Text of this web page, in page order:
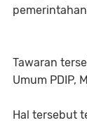
Tawaran
Umum PDIP,
Hal tersebut